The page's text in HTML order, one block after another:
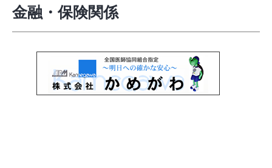
金融・保険関係